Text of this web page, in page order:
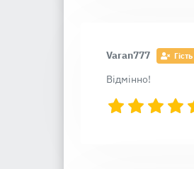
Varan777 Гість
Відмінно!